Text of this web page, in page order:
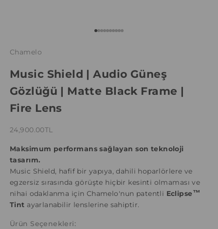
1 ögesine git
2 ögesine git
3 ögesine git
4 ögesine git
5 ögesine git
6 ögesine git
7 ögesine git
8 ögesine git
9 ögesine git
10 ögesine git
Chamelo
Music Shield | Audio Güneş
Gözlüğü | Matte Black Frame |
Fire Lens
İndirimli fiyat
24,900.00TL
Maksimum performans sağlayan son teknoloji
tasarım.
Music Shield, hafif bir yapıya, dahili hoparlörlere ve
egzersiz sırasında görüşte hiçbir kesinti olmaması ve
nihai odaklanma için Chamelo'nun patentli Eclipse™
Tint ayarlanabilir lenslerine sahiptir.
Ürün Seçenekleri: